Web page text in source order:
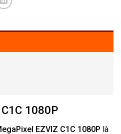
1080P
EZVIZ C1C 1080P là